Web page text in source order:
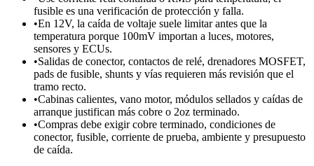
fusible es una verificación de protección y falla.
•En 12V, la caída de voltaje suele limitar antes que la
temperatura porque 100mV importan a luces, motores,
sensores y ECUs.
•Salidas de conector, contactos de relé, drenadores MOSFET,
pads de fusible, shunts y vías requieren más revisión que el
tramo recto.
•Cabinas calientes, vano motor, módulos sellados y caídas de
arranque justifican más cobre o 2oz terminado.
•Compras debe exigir cobre terminado, condiciones de
conector, fusible, corriente de prueba, ambiente y presupuesto
de caída.